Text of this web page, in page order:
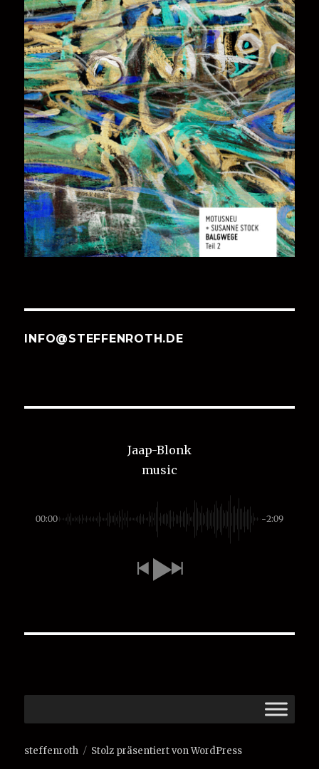
INFO@STEFFENROTH.DE
Jaap-Blonk
music
00:00 -2:09
steffenroth Stolz präsentiert von WordPress